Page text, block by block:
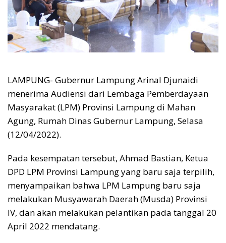
LAMPUNG- Gubernur Lampung Arinal Djunaidi
menerima Audiensi dari Lembaga Pemberdayaan
Masyarakat (LPM) Provinsi Lampung di Mahan
Agung, Rumah Dinas Gubernur Lampung, Selasa
(12/04/2022).
Pada kesempatan tersebut, Ahmad Bastian, Ketua
DPD LPM Provinsi Lampung yang baru saja terpilih,
menyampaikan bahwa LPM Lampung baru saja
melakukan Musyawarah Daerah (Musda) Provinsi
IV, dan akan melakukan pelantikan pada tanggal 20
April 2022 mendatang.